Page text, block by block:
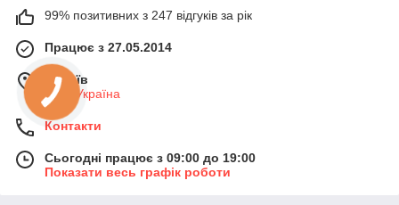
99% позитивних з 247 відгуків за рік
Працює з 27.05.2014
м. Київ
Київ, Україна
Контакти
Сьогодні працює з 09:00 до 19:00
Показати весь графік роботи